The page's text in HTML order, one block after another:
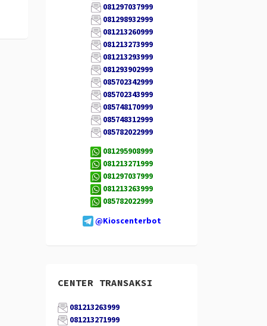
081297037999
081298932999
081213260999
081213273999
081213293999
081293902999
085702342999
085702343999
085748170999
085748312999
085782022999
081295908999
081213271999
081297037999
081213263999
085782022999
@Kioscenterbot
CENTER TRANSAKSI
081213263999
081213271999